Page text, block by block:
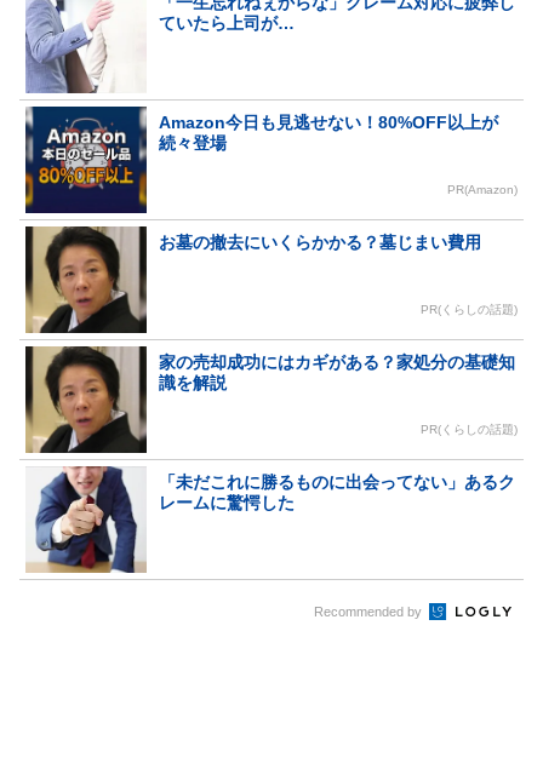
ていたら上司が…
Amazon今日も見逃せない！80%OFF以上が
続々登場
PR(Amazon)
お墓の撤去にいくらかかる？墓じまい費用
PR(くらしの話題)
家の売却成功にはカギがある？家処分の基礎知
識を解説
PR(くらしの話題)
「未だこれに勝るものに出会ってない」あるク
レームに驚愕した
Recommended by